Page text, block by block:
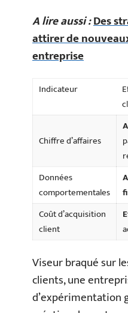
A lire aussi :Des
attirer de
entreprise
Indicateur
Chiffre d’affaires
Données
comportementales
Coût d’acquisition
client
Viseur braqué sur
clients, une
d’expérimentation